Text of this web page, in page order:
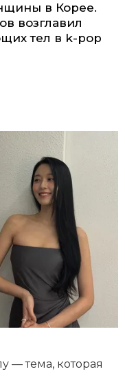
в Корее.
возглавил
тел в k-pop
— тема, которая